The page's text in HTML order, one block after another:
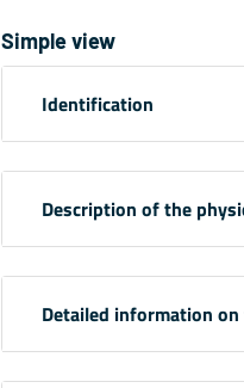
Simple view
Identification
Description of the
Detailed information